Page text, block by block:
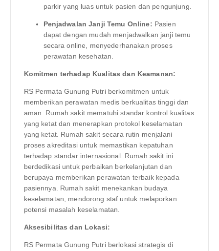
parkir yang luas untuk pasien dan pengunjung.
Penjadwalan Janji Temu Online: Pasien
dapat dengan mudah menjadwalkan janji temu
secara online, menyederhanakan proses
perawatan kesehatan.
Komitmen terhadap Kualitas dan Keamanan:
RS Permata Gunung Putri berkomitmen untuk
memberikan perawatan medis berkualitas tinggi dan
aman. Rumah sakit mematuhi standar kontrol kualitas
yang ketat dan menerapkan protokol keselamatan
yang ketat. Rumah sakit secara rutin menjalani
proses akreditasi untuk memastikan kepatuhan
terhadap standar internasional. Rumah sakit ini
berdedikasi untuk perbaikan berkelanjutan dan
berupaya memberikan perawatan terbaik kepada
pasiennya. Rumah sakit menekankan budaya
keselamatan, mendorong staf untuk melaporkan
potensi masalah keselamatan.
Aksesibilitas dan Lokasi:
RS Permata Gunung Putri berlokasi strategis di